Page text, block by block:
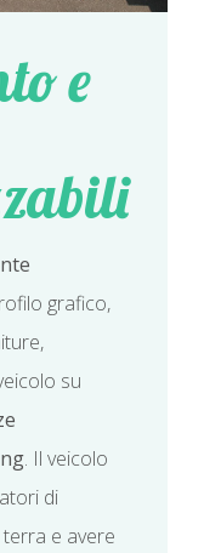
e
grafico,
su
. Il veicolo
di
e avere